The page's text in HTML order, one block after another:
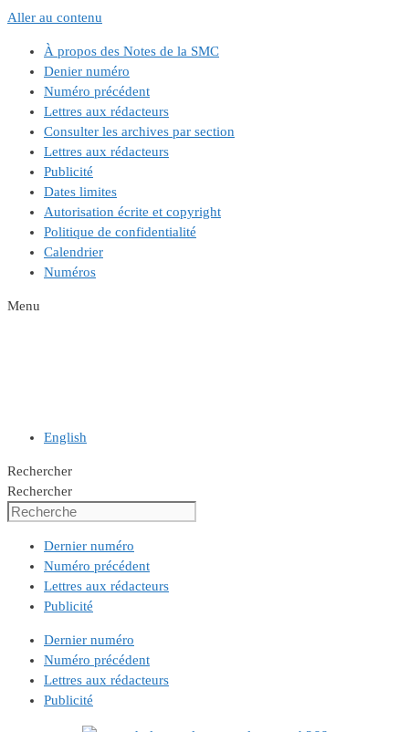
Aller au contenu
À propos des Notes de la SMC
Denier numéro
Numéro précédent
Lettres aux rédacteurs
Consulter les archives par section
Lettres aux rédacteurs
Publicité
Dates limites
Autorisation écrite et copyright
Politique de confidentialité
Calendrier
Numéros
Menu
English
Rechercher
Rechercher
Dernier numéro
Numéro précédent
Lettres aux rédacteurs
Publicité
Dernier numéro
Numéro précédent
Lettres aux rédacteurs
Publicité